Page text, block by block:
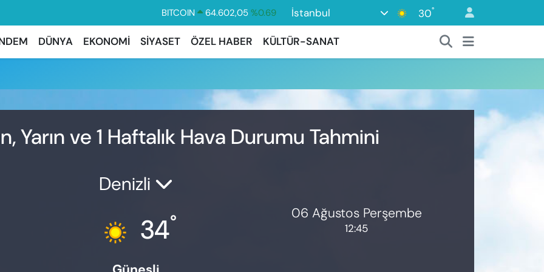
BITCOIN 64.602,05 %0.69
DOLAR
47,5986 %0.06
EURO
55,0700 %0.1
GRAM ALTIN
6518.23 %0.39
İstanbul 30°
DÜNYA EKONOMİ SİYASET ÖZEL HABER KÜLTÜR-SANAT
Yarın ve 1 Haftalık Hava Durumu Tahmini
Denizli
34° 06 Ağustos Perşembe
12:45